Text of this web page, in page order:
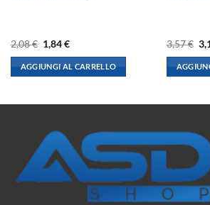
2,08€ Il
prezzo
originale
era:
2,08 €.
1,84€Il
attuale
è:
1,84 €.
AGGIUNGI AL CARRELLO
3,57€ Il